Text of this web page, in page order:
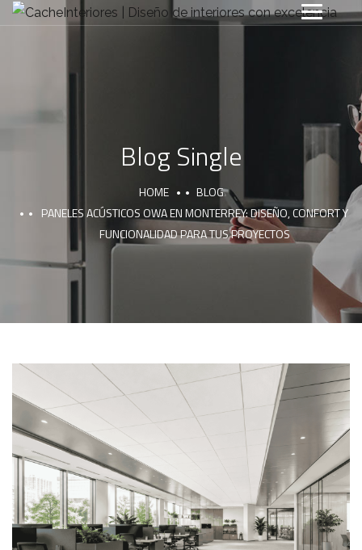
Blog Single
HOME
BLOG
PANELES ACÚSTICOS OWA EN MONTERREY: DISEÑO, CONFORT Y
FUNCIONALIDAD PARA TUS PROYECTOS